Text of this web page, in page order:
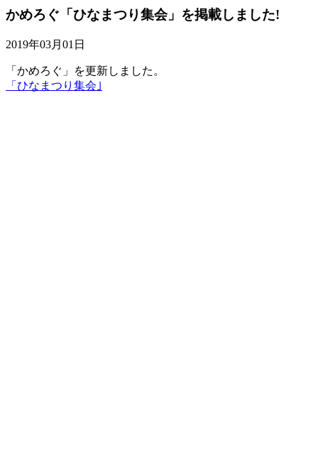
かめろぐ「ひなまつり集会」を掲載しました!
2019年03月01日
「かめろぐ」を更新しました。
「ひなまつり集会｣